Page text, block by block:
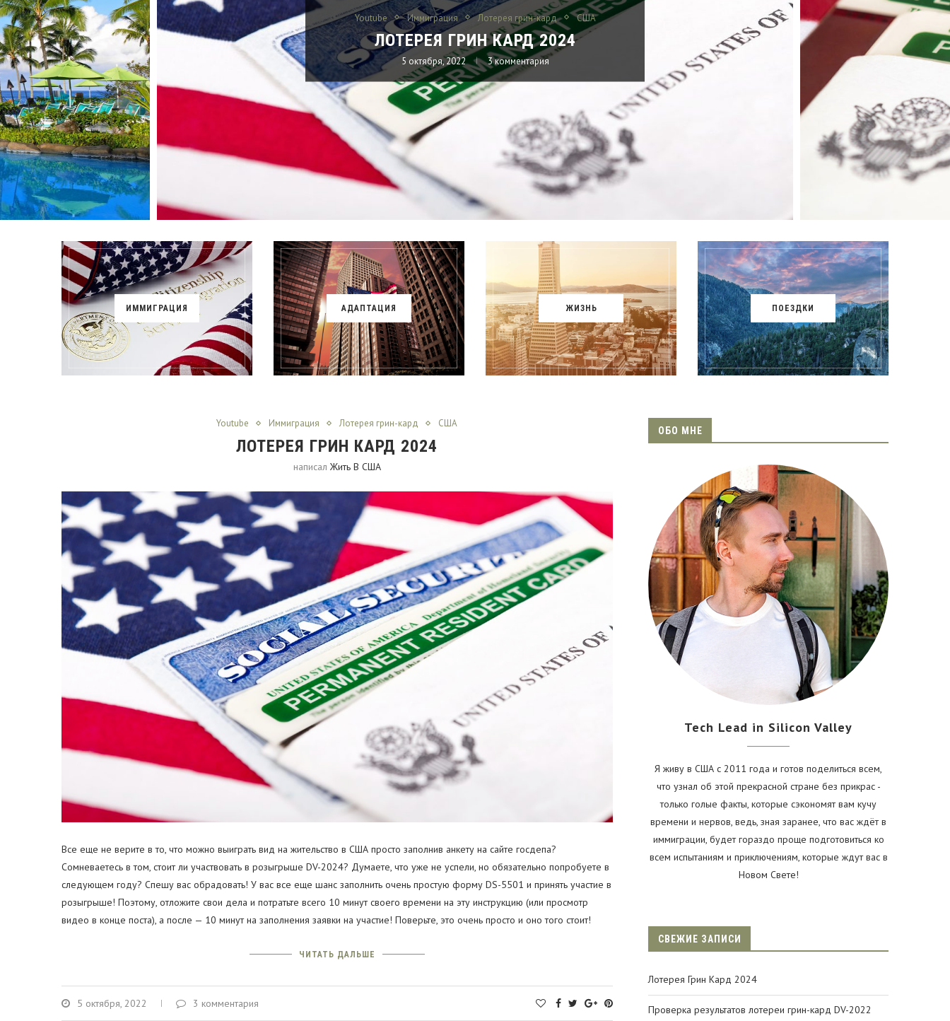
Youtube Иммиграция Лотерея грин-кард США
ПРОВЕРКА РЕЗУЛЬТАТОВ ЛОТЕРЕИ ГРИН-
КАРД DV-2022
6 мая, 2021 0 комментарий
ИММИГРАЦИЯ АДАПТАЦИЯ ЖИЗНЬ ПОЕЗДКИ
Youtube Иммиграция Лотерея грин-кард США
ЛОТЕРЕЯ ГРИН КАРД 2024
написал Жить В США
Все еще не верите в то, что можно выиграть вид на жительство в США просто заполнив анкету на сайте госдепа?
Сомневаетесь в том, стоит ли участвовать в розыгрыше DV-2024? Думаете, что уже не успели, но обязательно попробуете в
следующем году? Спешу вас обрадовать! У вас все еще шанс заполнить очень простую форму DS-5501 и принять участие в
розыгрыше! Поэтому, отложите свои дела и потратьте всего 10 минут своего времени на эту инструкцию (или просмотр
видео в конце поста), а после — 10 минут на заполнения заявки на участие! Поверьте, это очень просто и оно того стоит!
ЧИТАТЬ ДАЛЬШЕ
5 октября, 2022 3 комментария
ОБО МНЕ
Tech Lead in Silicon Valley
Я живу в США с 2011 года и готов поделиться всем,
что узнал об этой прекрасной стране без прикрас -
только голые факты, которые сэкономят вам кучу
времени и нервов, ведь, зная заранее, что вас ждёт в
иммиграции, будет гораздо проще подготовиться ко
всем испытаниям и приключениям, которые ждут вас в
Новом Свете!
СВЕЖИЕ ЗАПИСИ
Лотерея Грин Кард 2024
Проверка результатов лотереи грин-кард DV-2022